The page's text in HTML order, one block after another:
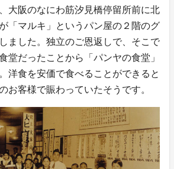
大阪のなにわ筋汐見橋停留所前に北
「マルキ」というパン屋の２階のグ
ました。独立のご恩返しで、そこで
堂だったことから「パンヤの食堂」
洋食を安価で食べることができると
お客様で賑わっていたそうです。